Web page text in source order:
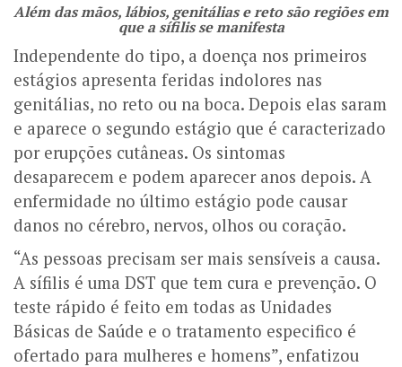
Além das mãos, lábios, genitálias e reto são regiões em
que a sífilis se manifesta
Independente do tipo, a doença nos primeiros
estágios apresenta feridas indolores nas
genitálias, no reto ou na boca. Depois elas saram
e aparece o segundo estágio que é caracterizado
por erupções cutâneas. Os sintomas
desaparecem e podem aparecer anos depois. A
enfermidade no último estágio pode causar
danos no cérebro, nervos, olhos ou coração.
“As pessoas precisam ser mais sensíveis a causa.
A sífilis é uma DST que tem cura e prevenção. O
teste rápido é feito em todas as Unidades
Básicas de Saúde e o tratamento especifico é
ofertado para mulheres e homens”, enfatizou